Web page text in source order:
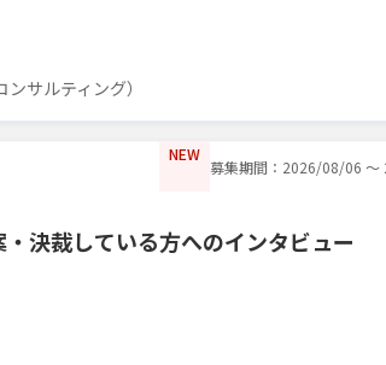
サルティング）
NEW
募集期間：2026/08/06
決裁している方へのインタビュー